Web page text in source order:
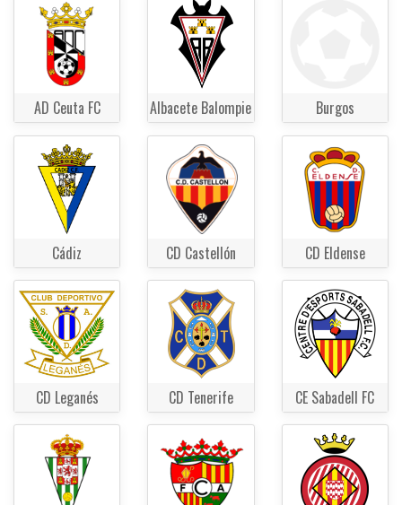
AD Ceuta FC Albacete Balompie Burgos
Cádiz CD Castellón CD Eldense
CD Leganés CD Tenerife CE Sabadell FC